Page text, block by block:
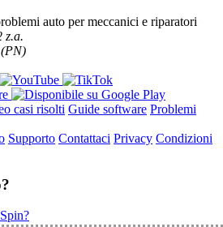
z.a.
casi risolti Guide software Problemi
Supporto Contattaci Privacy Condizioni